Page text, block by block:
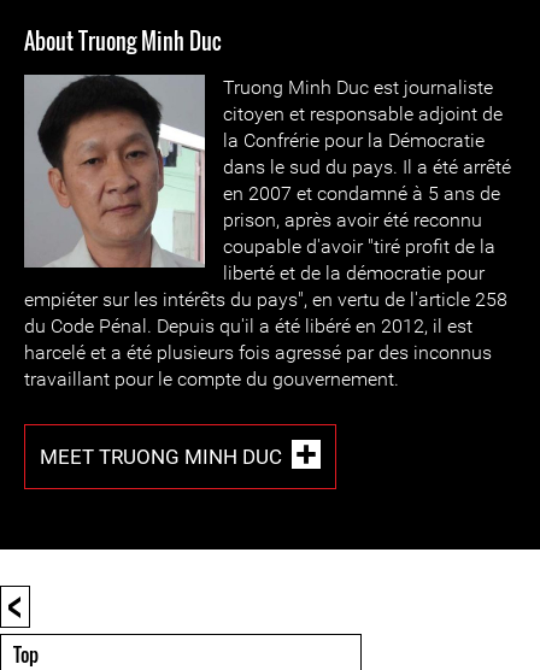
About Truong Minh Duc
Truong Minh Duc est journaliste
citoyen et responsable adjoint de
la Confrérie pour la Démocratie
dans le sud du pays. Il a été arrêté
en 2007 et condamné à 5 ans de
prison, après avoir été reconnu
coupable d'avoir "tiré profit de la
liberté et de la démocratie pour
empiéter sur les intérêts du pays", en vertu de l'article 258
du Code Pénal. Depuis qu'il a été libéré en 2012, il est
harcelé et a été plusieurs fois agressé par des inconnus
travaillant pour le compte du gouvernement.
MEET TRUONG MINH DUC
<
Top